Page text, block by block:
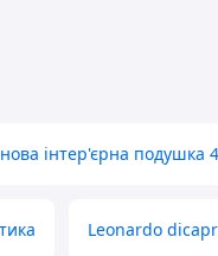
інтер'єрна подушка
Leonardo